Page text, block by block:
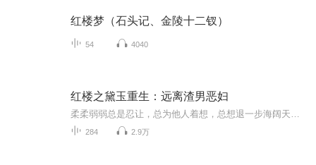
红楼梦（石头记、金陵十二钗）
54 4040
红楼之黛玉重生：远离渣男恶妇
284 2.9万